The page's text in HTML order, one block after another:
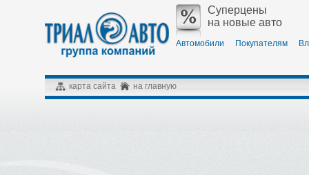
Суперцены
на новые авто
Автомобили Покупателям
карта сайта на главную